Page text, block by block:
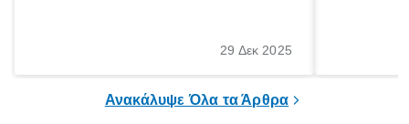
οδηγών και του περιβάλλοντος. Ωστόσο,
29 Δεκ 2025
Ανακάλυψε Όλα τα Άρθρα